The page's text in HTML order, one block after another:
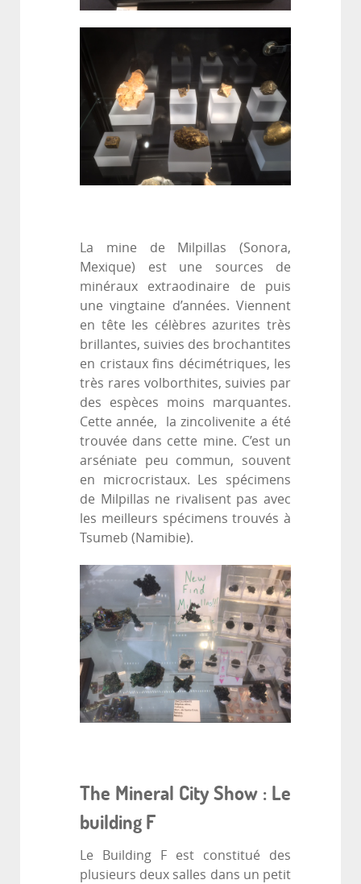
La mine de Milpillas (Sonora,
Mexique) est une sources de
minéraux extraodinaire de puis
une vingtaine d’années. Viennent
en tête les célèbres azurites très
brillantes, suivies des brochantites
en cristaux fins décimétriques, les
très rares volborthites, suivies par
des espèces moins marquantes.
Cette année, la zincolivenite a été
trouvée dans cette mine. C’est un
arséniate peu commun, souvent
en microcristaux. Les spécimens
de Milpillas ne rivalisent pas avec
les meilleurs spécimens trouvés à
Tsumeb (Namibie).
The Mineral City Show : Le
building F
Le Building F est constitué des
plusieurs deux salles dans un petit